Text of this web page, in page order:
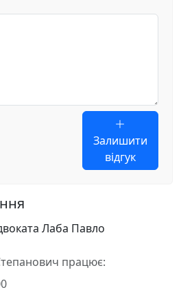
Залишити
відгук
Лаба Павло
працює: